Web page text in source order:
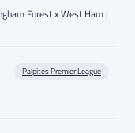
Forest x West Ham |
Palpites Premier League